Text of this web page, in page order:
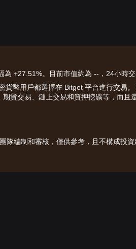
+27.51%。目前市值約為 --，24小時交
幣用戶都選擇在 Bitget 平台進行交易
貨交易、鏈上交易和質押挖礦等，而且
隊編制和審核，僅供參考，且不構成投